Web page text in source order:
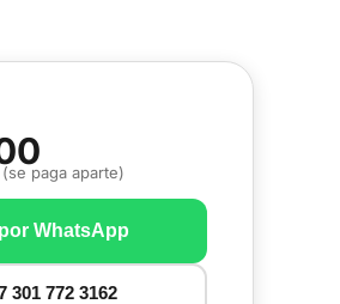
paga aparte)
WhatsApp
301 772 3162